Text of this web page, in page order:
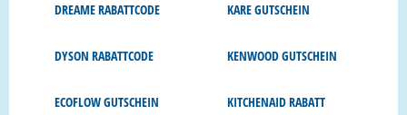
DREAME RABATTCODE
DYSON RABATTCODE
ECOFLOW GUTSCHEIN
KARE GUTSCHEIN
KENWOOD GUTSCHEIN
KITCHENAID RABATT